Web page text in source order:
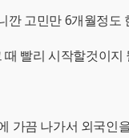
깐 고민만 6개월정도
빨리 시작할것이
가끔 나가서 외국인